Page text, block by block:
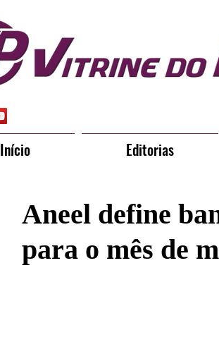
Aneel define
para o mês de
Início Editorias